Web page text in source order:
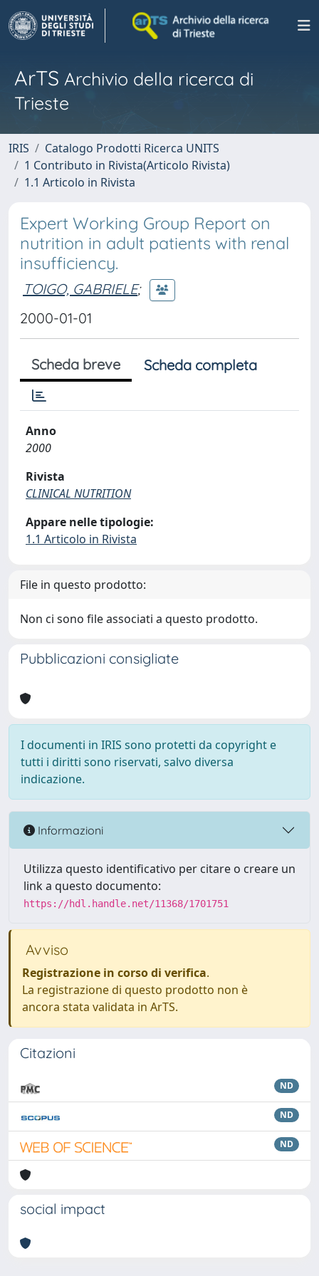
ArTS Archivio della ricerca di
Trieste
IRIS
Catalogo Prodotti Ricerca UNITS
1 Contributo in Rivista(Articolo Rivista)
1.1 Articolo in Rivista
Expert Working Group Report on
nutrition in adult patients with renal
insufficiency.
TOIGO, GABRIELE;
2000-01-01
Scheda breve Scheda completa
Anno
2000
Rivista
CLINICAL NUTRITION
Appare nelle tipologie:
1.1 Articolo in Rivista
File in questo prodotto:
Non ci sono file associati a questo prodotto.
Pubblicazioni consigliate
I documenti in IRIS sono protetti da copyright e
tutti i diritti sono riservati, salvo diversa
indicazione.
Informazioni
Utilizza questo identificativo per citare o creare un
link a questo documento:
https://hdl.handle.net/11368/1701751
Avviso
Registrazione in corso di verifica.
La registrazione di questo prodotto non è
ancora stata validata in ArTS.
Citazioni
ND
ND
ND
social impact